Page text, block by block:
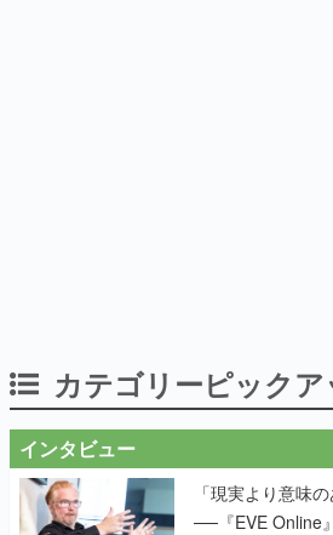
カテゴリーピック
インタビュー
「現実より意味
──『EVE Online